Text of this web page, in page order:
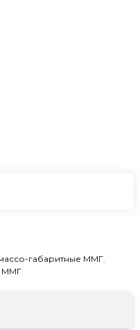
габаритные ММГ,
ММГ